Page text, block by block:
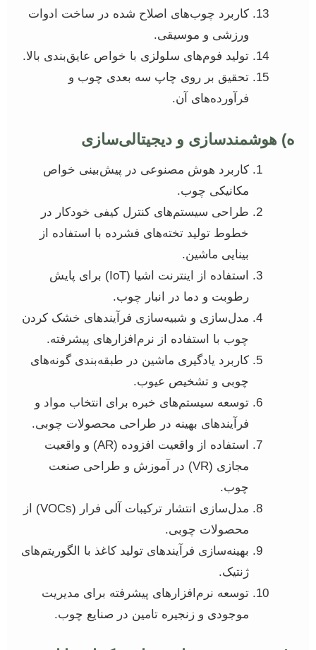
کاربرد چوب‌های اصلاح شده در ساخت ادوات
ورزشی و موسیقی.
تولید فوم‌های سلولزی با خواص عایق‌بندی بالا.
تحقیق بر روی چاپ سه بعدی چوب و
فرآورده‌های آن.
ه) هوشمندسازی و دیجیتالی‌سازی
کاربرد هوش مصنوعی در پیش‌بینی خواص
مکانیکی چوب.
طراحی سیستم‌های کنترل کیفی خودکار در
خطوط تولید تخته‌های فشرده با استفاده از
بینایی ماشین.
استفاده از اینترنت اشیا (IoT) برای پایش
رطوبت و دما در انبار چوب.
مدل‌سازی و شبیه‌سازی فرآیندهای خشک کردن
چوب با استفاده از نرم‌افزارهای پیشرفته.
کاربرد یادگیری ماشین در طبقه‌بندی گونه‌های
چوبی و تشخیص عیوب.
توسعه سیستم‌های خبره برای انتخاب مواد و
فرآیندهای بهینه در طراحی محصولات چوبی.
استفاده از واقعیت افزوده (AR) و واقعیت
مجازی (VR) در آموزش و طراحی صنعت
چوب.
مدل‌سازی انتشار ترکیبات آلی فرار (VOCs) از
محصولات چوبی.
بهینه‌سازی فرآیندهای تولید کاغذ با الگوریتم‌های
ژنتیک.
توسعه نرم‌افزارهای پیشرفته برای مدیریت
موجودی و زنجیره تامین در صنایع چوب.